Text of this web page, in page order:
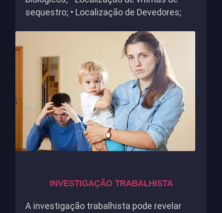
sequestro; • Localização de Devedores;
INVESTIGAÇÃO TRABALHISTA
A investigação trabalhista pode revelar